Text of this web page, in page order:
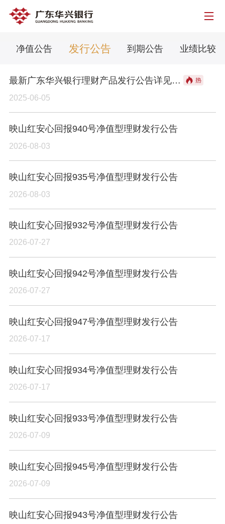
净值公告 发行公告 到期公告 业绩比较
最新广东华兴银行理财产品发行公告详见中国理财网理财信息披露平台
2025-06-05
映山红安心回报940号净值型理财发行公告
2026-08-03
映山红安心回报935号净值型理财发行公告
2026-08-03
映山红安心回报932号净值型理财发行公告
2026-07-27
映山红安心回报942号净值型理财发行公告
2026-07-27
映山红安心回报947号净值型理财发行公告
2026-07-17
映山红安心回报934号净值型理财发行公告
2026-07-17
映山红安心回报933号净值型理财发行公告
2026-07-09
映山红安心回报945号净值型理财发行公告
2026-07-09
映山红安心回报943号净值型理财发行公告